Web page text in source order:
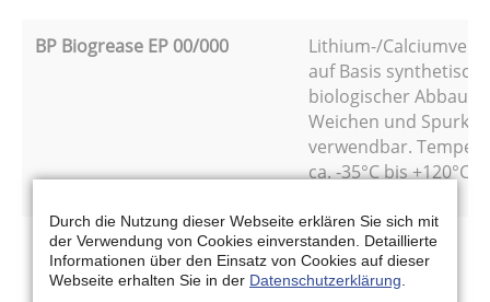
BP Biogrease EP 00/000
Lithium-/
auf Basis
biologischer
Weichen und
verwendbar.
ca. -35°C bis +120°C.
Durch die Nutzung dieser Webseite erklären Sie sich mit
der Verwendung von Cookies einverstanden. Detaillierte
Informationen über den Einsatz von Cookies auf dieser
Webseite erhalten Sie in der Datenschutzerklärung